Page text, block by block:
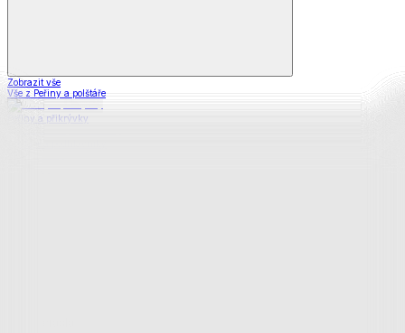
Zobrazit vše
Vše z Peřiny a polštáře
Peřiny a přikrývky